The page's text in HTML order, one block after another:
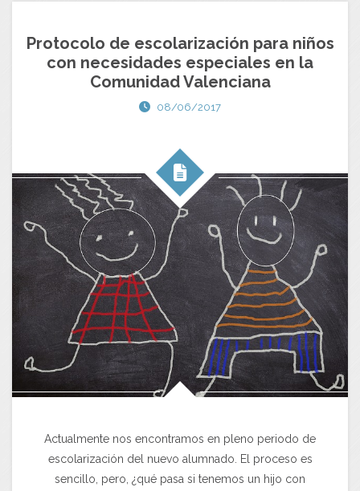
Protocolo de escolarización para niños
con necesidades especiales en la
Comunidad Valenciana
08/06/2017
Actualmente nos encontramos en pleno periodo de
escolarización del nuevo alumnado. El proceso es
sencillo, pero, ¿qué pasa si tenemos un hijo con